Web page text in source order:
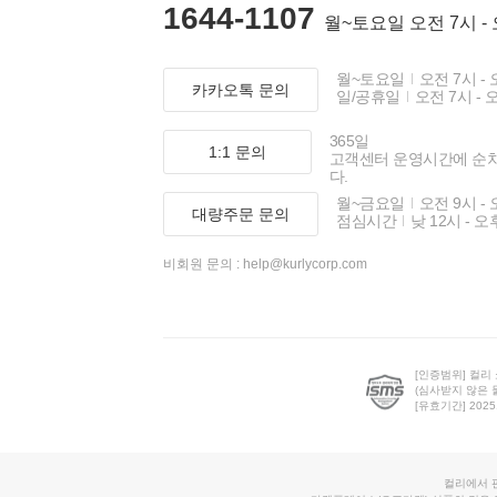
1644-1107 월~토요일 오전 7시 -
카카오톡 문의
월~토요일
오전 7시 -
일/공휴일
오전 7시 -
1:1 문의
365일
고객센터 운영시간에 순
다.
대량주문 문의
월~금요일
오전 9시 -
점심시간
낮 12시 - 오
비회원 문의 : help@kurlycorp.com
[인증범위] 컬리
(심사받지 않은
[유효기간]
컬리에서